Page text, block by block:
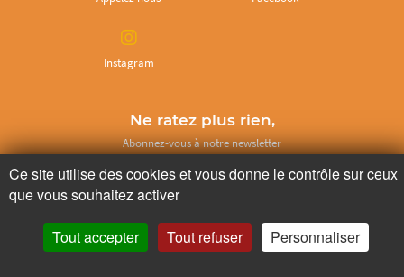
Instagram
Ne ratez plus rien,
Abonnez-vous à notre newsletter
Je m’inscris
Ce site utilise des cookies et vous donne le contrôle sur ceux
que vous souhaitez activer
Tout accepter Tout refuser Personnaliser